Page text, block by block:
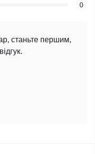
0
станьте першим,